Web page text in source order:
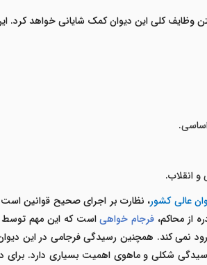
وظایف کلی این دیوان کمک شایانی خواهد کرد.
و انقلاب.
عالی کشور، نظارت بر اجرای صحیح قوانین
از محاکم، فرجام خواهی است که این مهم توسط
نمی کند. همچنین رسیدگی فرجامی در این
شکلی و ماهوی اهمیت بسیاری دارد. برای